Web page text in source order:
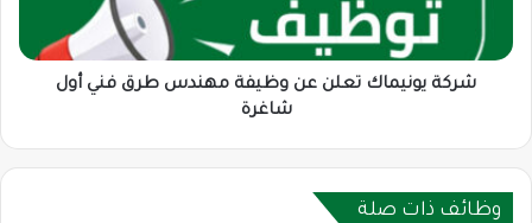
أول
شاغرةشركة يونيماك تعلن عن وظيفة مهندس طرق فني أول
شاغرة
وظائف ذات صلة